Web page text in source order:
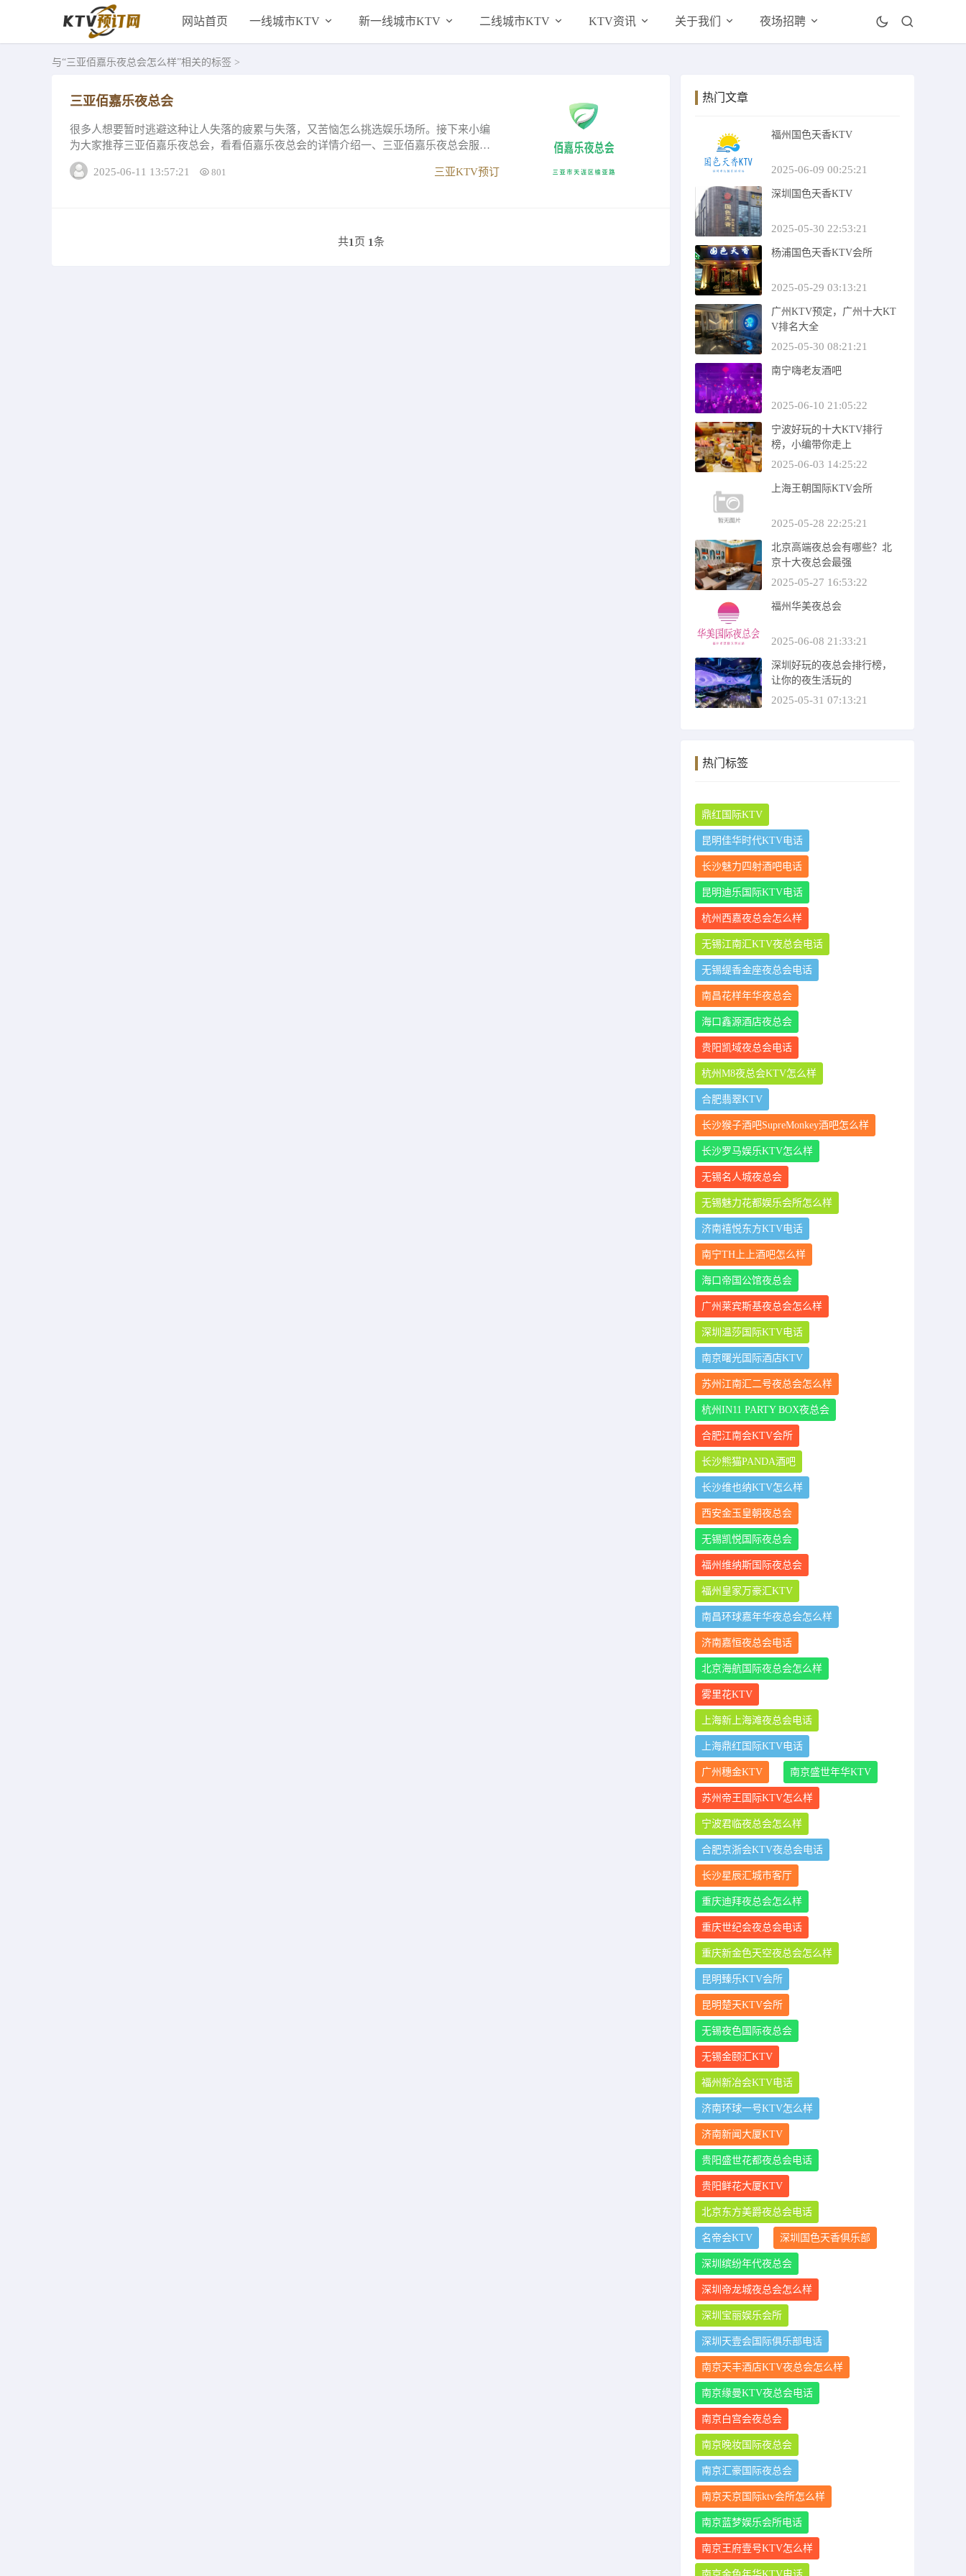
网站首页 一线城市KTV 新一线城市KTV 二线城市KTV KTV资讯 关于我们 夜场招聘
与“三亚佰嘉乐夜总会怎么样”相关的标签 >
三亚佰嘉乐夜总会
很多人想要暂时逃避这种让人失落的疲累与失落，又苦恼怎么挑选娱乐场所。接下来小编
为大家推荐三亚佰嘉乐夜总会，看看佰嘉乐夜总会的详情介绍一、三亚佰嘉乐夜总会服务
作为核心竞争，吸引着一大批新老客户，都是国内...
2025-06-11 13:57:21
801 三亚KTV预订
共1 页 1条
热门文章
福州国色天香KTV
2025-06-09 00:25:21
深圳国色天香KTV
2025-05-30 22:53:21
杨浦国色天香KTV会所
2025-05-29 03:13:21
广州KTV预定，广州十大KT
V排名大全
2025-05-30 08:21:21
南宁嗨老友酒吧
2025-06-10 21:05:22
宁波好玩的十大KTV排行
榜，小编带你走上
2025-06-03 14:25:22
上海王朝国际KTV会所
2025-05-28 22:25:21
北京高端夜总会有哪些？北
京十大夜总会最强
2025-05-27 16:53:22
福州华美夜总会
2025-06-08 21:33:21
深圳好玩的夜总会排行榜，
让你的夜生活玩的
2025-05-31 07:13:21
热门标签
鼎红国际KTV
昆明佳华时代KTV电话
长沙魅力四射酒吧电话
昆明迪乐国际KTV电话
杭州西嘉夜总会怎么样
无锡江南汇KTV夜总会电话
无锡缇香金座夜总会电话
南昌花样年华夜总会
海口鑫源酒店夜总会
贵阳凯域夜总会电话
杭州M8夜总会KTV怎么样
合肥翡翠KTV
长沙猴子酒吧SupreMonkey酒吧怎么样
长沙罗马娱乐KTV怎么样
无锡名人城夜总会
无锡魅力花都娱乐会所怎么样
济南禧悦东方KTV电话
南宁TH上上酒吧怎么样
海口帝国公馆夜总会
广州莱宾斯基夜总会怎么样
深圳温莎国际KTV电话
南京曙光国际酒店KTV
苏州江南汇二号夜总会怎么样
杭州IN11 PARTY BOX夜总会
合肥江南会KTV会所
长沙熊猫PANDA酒吧
长沙维也纳KTV怎么样
西安金玉皇朝夜总会
无锡凯悦国际夜总会
福州维纳斯国际夜总会
福州皇家万豪汇KTV
南昌环球嘉年华夜总会怎么样
济南嘉恒夜总会电话
北京海航国际夜总会怎么样
雾里花KTV
上海新上海滩夜总会电话
上海鼎红国际KTV电话
广州穗金KTV 南京盛世年华KTV
苏州帝王国际KTV怎么样
宁波君临夜总会怎么样
合肥京浙会KTV夜总会电话
长沙星辰汇城市客厅
重庆迪拜夜总会怎么样
重庆世纪会夜总会电话
重庆新金色天空夜总会怎么样
昆明臻乐KTV会所
昆明楚天KTV会所
无锡夜色国际夜总会
无锡金颐汇KTV
福州新冶会KTV电话
济南环球一号KTV怎么样
济南新闻大厦KTV
贵阳盛世花都夜总会电话
贵阳鲜花大厦KTV
北京东方美爵夜总会电话
名帝会KTV 深圳国色天香俱乐部
深圳缤纷年代夜总会
深圳帝龙城夜总会怎么样
深圳宝丽娱乐会所
深圳天壹会国际俱乐部电话
南京天丰酒店KTV夜总会怎么样
南京缘曼KTV夜总会电话
南京白宫会夜总会
南京晚妆国际夜总会
南京汇豪国际夜总会
南京天京国际ktv会所怎么样
南京蓝梦娱乐会所电话
南京王府壹号KTV怎么样